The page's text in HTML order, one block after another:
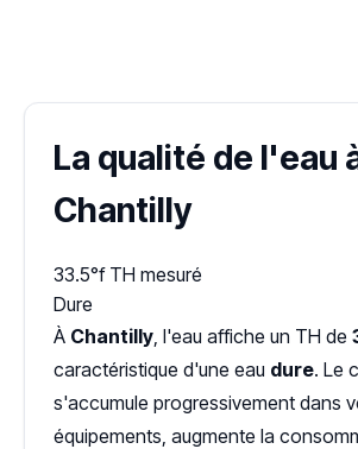
La qualité de l'eau
Chantilly
33.5°f TH mesuré
Dure
À Chantilly, l'eau affiche un TH de
caractéristique d'une eau dure. Le
s'accumule progressivement dans
équipements, augmente la